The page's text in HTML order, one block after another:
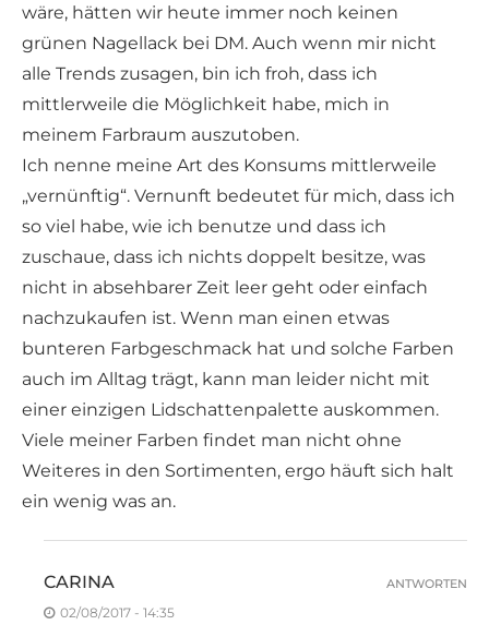
wäre, hätten wir heute immer noch keinen
grünen Nagellack bei DM. Auch wenn mir nicht
alle Trends zusagen, bin ich froh, dass ich
mittlerweile die Möglichkeit habe, mich in
meinem Farbraum auszutoben.
Ich nenne meine Art des Konsums mittlerweile
„vernünftig“. Vernunft bedeutet für mich, dass ich
so viel habe, wie ich benutze und dass ich
zuschaue, dass ich nichts doppelt besitze, was
nicht in absehbarer Zeit leer geht oder einfach
nachzukaufen ist. Wenn man einen etwas
bunteren Farbgeschmack hat und solche Farben
auch im Alltag trägt, kann man leider nicht mit
einer einzigen Lidschattenpalette auskommen.
Viele meiner Farben findet man nicht ohne
Weiteres in den Sortimenten, ergo häuft sich halt
ein wenig was an.
CARINA
02/08/2017 - 14:35
ANTWORTEN